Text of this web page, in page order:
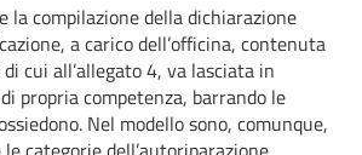
la compilazione della dichiarazione
a carico dell’officina, contenuta
cui all’allegato 4, va lasciata in
propria competenza, barrando le
Nel modello sono, comunque,